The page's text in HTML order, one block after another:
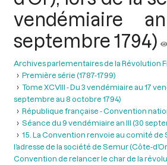
vendémiaire
septembre 1794)
Archives parlementaires de la Révolution
Première série (1787-1799)
Tome XCVIII - Du 3 vendémiaire au 17
septembre au 8 octobre 1794)
République française - Convention
Séance du 9 vendémiaire an III (30
15. La Convention renvoie au comité de
l’adresse de la société de Semur (Côte-
Convention de relancer le char de la